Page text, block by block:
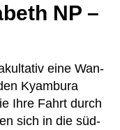
NP –
eine Wan­
Kyam­bura
Ihre Fahrt durch
sich in die süd­